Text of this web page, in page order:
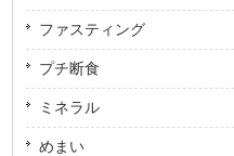
ファスティング
プチ断食
ミネラル
めまい